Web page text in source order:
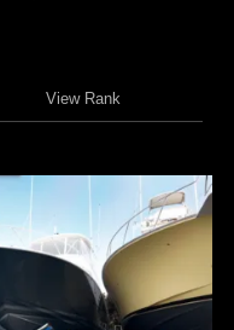
View Rank